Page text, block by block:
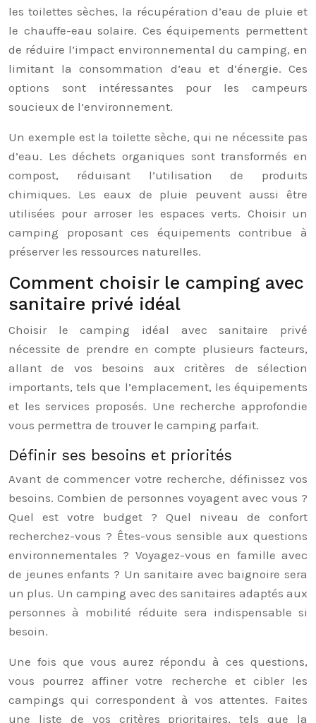
les toilettes sèches, la récupération d’eau de pluie et
le chauffe-eau solaire. Ces équipements permettent
de réduire l’impact environnemental du camping, en
limitant la consommation d’eau et d’énergie. Ces
options sont intéressantes pour les campeurs
soucieux de l’environnement.
Un exemple est la toilette sèche, qui ne nécessite pas
d’eau. Les déchets organiques sont transformés en
compost, réduisant l’utilisation de produits
chimiques. Les eaux de pluie peuvent aussi être
utilisées pour arroser les espaces verts. Choisir un
camping proposant ces équipements contribue à
préserver les ressources naturelles.
Comment choisir le camping avec
sanitaire privé idéal
Choisir le camping idéal avec sanitaire privé
nécessite de prendre en compte plusieurs facteurs,
allant de vos besoins aux critères de sélection
importants, tels que l’emplacement, les équipements
et les services proposés. Une recherche approfondie
vous permettra de trouver le camping parfait.
Définir ses besoins et priorités
Avant de commencer votre recherche, définissez vos
besoins. Combien de personnes voyagent avec vous ?
Quel est votre budget ? Quel niveau de confort
recherchez-vous ? Êtes-vous sensible aux questions
environnementales ? Voyagez-vous en famille avec
de jeunes enfants ? Un sanitaire avec baignoire sera
un plus. Un camping avec des sanitaires adaptés aux
personnes à mobilité réduite sera indispensable si
besoin.
Une fois que vous aurez répondu à ces questions,
vous pourrez affiner votre recherche et cibler les
campings qui correspondent à vos attentes. Faites
une liste de vos critères prioritaires, tels que la